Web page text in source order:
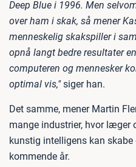
Deep Blue i 1996. Men
over ham i skak, så mener
menneskelig skakspiller i
opnå langt bedre resultater
computeren og mennesker
optimal vis,"siger han.
Det samme, mener Martin
mange industrier, hvor
kunstig intelligens kan
kommende år.